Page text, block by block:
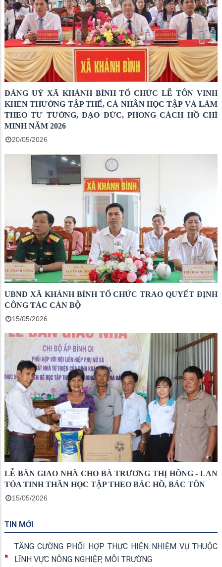
ĐẢNG UỶ XÃ KHÁNH BÌNH TỔ CHỨC LỄ TÔN VINH
KHEN THƯỞNG TẬP THỂ, CÁ NHÂN HỌC TẬP VÀ LÀM
THEO TƯ TƯỞNG, ĐẠO ĐỨC, PHONG CÁCH HỒ CHÍ
MINH NĂM 2026
20/05/2026
UBND XÃ KHÁNH BÌNH TỔ CHỨC TRAO QUYẾT ĐỊNH
CÔNG TÁC CÁN BỘ
15/05/2026
LỄ BÀN GIAO NHÀ CHO BÀ TRƯƠNG THỊ HỒNG - LAN
TỎA TINH THẦN HỌC TẬP THEO BÁC HỒ, BÁC TÔN
15/05/2026
TIN MỚI
TĂNG CƯỜNG PHỐI HỢP THỰC HIỆN NHIỆM VỤ THUỘC
LĨNH VỰC NÔNG NGHIỆP, MÔI TRƯỜNG